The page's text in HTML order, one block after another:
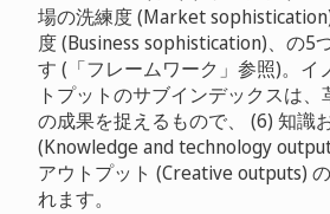
場の洗練度 (Market
度 (Business sophistication)、の5
す (「フレームワーク」参照)。イ
トプットのサブインデックスは
の成果を捉えるもので、 (6) 知識
(Knowledge and technology
アウトプット (Creative outputs)
れます。